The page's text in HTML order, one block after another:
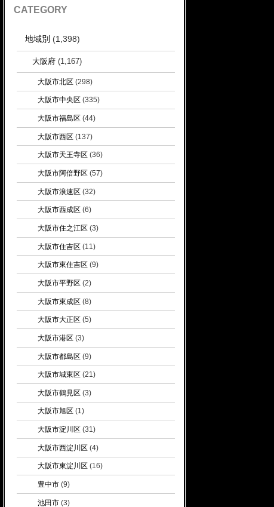
CATEGORY
地域別 (1,398)
大阪府(1,167)
大阪市北区(298)
大阪市中央区 (335)
大阪市福島区(44)
大阪市西区(137)
大阪市天王寺区 (36)
大阪市阿倍野区(57)
大阪市浪速区(32)
大阪市西成区 (6)
大阪市住之江区(3)
大阪市住吉区(11)
大阪市東住吉区 (9)
大阪市平野区(2)
大阪市東成区(8)
大阪市大正区 (5)
大阪市港区(3)
大阪市都島区(9)
大阪市城東区 (21)
大阪市鶴見区(3)
大阪市旭区 (1)
大阪市淀川区 (31)
大阪市西淀川区(4)
大阪市東淀川区 (16)
豊中市(9)
池田市(3)